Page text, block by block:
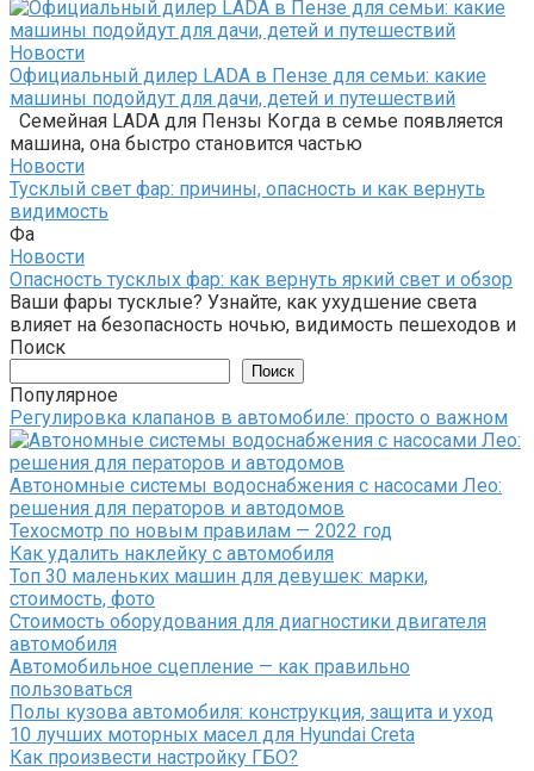
Новости
Официальный дилер LADA в Пензе для семьи: какие
машины подойдут для дачи, детей и путешествий
Семейная LADA для Пензы Когда в семье появляется
машина, она быстро становится частью
Новости
Тусклый свет фар: причины, опасность и как вернуть
видимость
Фа
Новости
Опасность тусклых фар: как вернуть яркий свет и обзор
Ваши фары тусклые? Узнайте, как ухудшение света
влияет на безопасность ночью, видимость пешеходов и
Поиск
Поиск
Популярное
Регулировка клапанов в автомобиле: просто о важном
Автономные системы водоснабжения с насосами Лео:
решения для ператоров и автодомов
Техосмотр по новым правилам — 2022 год
Как удалить наклейку с автомобиля
Топ 30 маленьких машин для девушек: марки,
стоимость, фото
Стоимость оборудования для диагностики двигателя
автомобиля
Автомобильное сцепление — как правильно
пользоваться
Полы кузова автомобиля: конструкция, защита и уход
10 лучших моторных масел для Hyundai Creta
Как произвести настройку ГБО?